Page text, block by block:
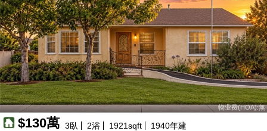
190萬
35萬
169萬 物业费(HOA):無
$130萬 3臥 2浴 1921sqft 1940年建